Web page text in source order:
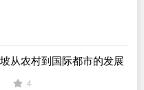
从农村到国际都市的发展
4